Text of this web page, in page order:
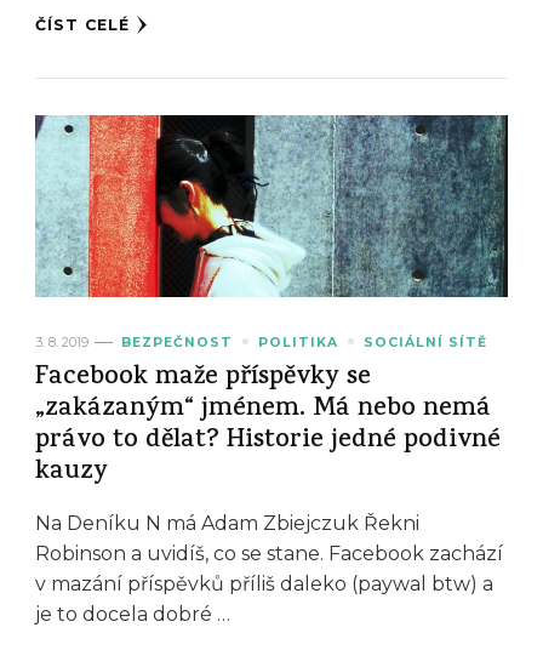
ČÍST CELÉ
3. 8. 2019 BEZPEČNOST POLITIKA SOCIÁLNÍ SÍTĚ
Facebook maže příspěvky se
„zakázaným“ jménem. Má nebo nemá
právo to dělat? Historie jedné podivné
kauzy
Na Deníku N má Adam Zbiejczuk Řekni
Robinson a uvidíš, co se stane. Facebook zachází
v mazání příspěvků příliš daleko (paywal btw) a
je to docela dobré …